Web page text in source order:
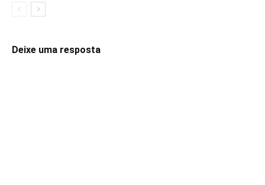
Deixe uma resposta